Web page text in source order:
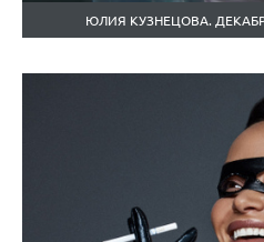
ЮЛИЯ КУЗНЕЦОВА.